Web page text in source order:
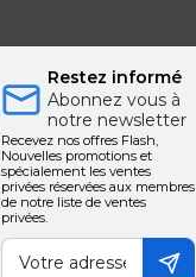
Restez informé
Abonnez vous à
notre newsletter
Recevez nos offres Flash,
Nouvelles promotions et
spécialement les ventes
privées réservées aux membres
de notre liste de ventes
privées.